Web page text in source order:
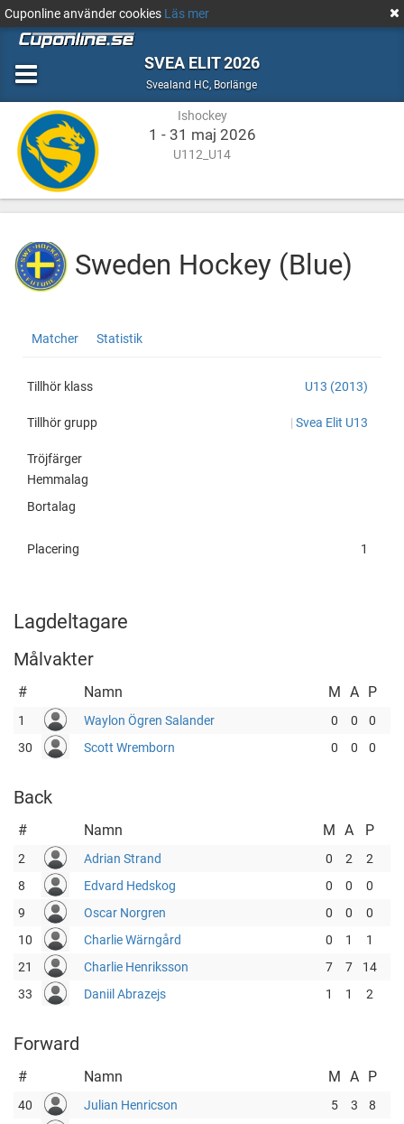
Cuponline använder cookies Läs mer
SVEA ELIT 2026
Svealand HC, Ishockey
BorlängeBorlänge
Ishockey
1 - 31 maj 2026
U112_U14
Sweden Hockey (Blue)
Hockey
cupid=39519&id=186108
Matcher Statistik
Tillhör klass U13 (2013)
Tillhör grupp | Svea Elit U13
Tröjfärger
Hemmalag
Bortalag
Placering 1
Lagdeltagare
Målvakter
# Namn M A P
1 Waylon Ögren Salander 0 0
0
30
Scott Wremborn 0 0 0
Back
# Namn M A P
2 Adrian Strand 0 2
2
8
Edvard Hedskog 0 0
0
9
Oscar Norgren 0 0
0
10
Charlie Wärngård 0 1
1
21
Charlie Henriksson 7 7
14
33
Daniil Abrazejs 1 1 2
Forward
# Namn M A P
40 Julian Henricson 5 3
8